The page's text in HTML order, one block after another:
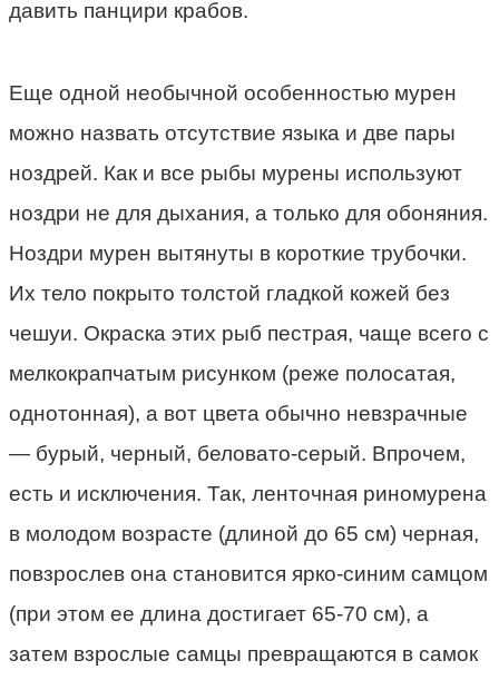
давить панцири крабов.
Еще одной необычной особенностью мурен
можно назвать отсутствие языка и две пары
ноздрей. Как и все рыбы мурены используют
ноздри не для дыхания, а только для обоняния.
Ноздри мурен вытянуты в короткие трубочки.
Их тело покрыто толстой гладкой кожей без
чешуи. Окраска этих рыб пестрая, чаще всего с
мелкокрапчатым рисунком (реже полосатая,
однотонная), а вот цвета обычно невзрачные
— бурый, черный, беловато-серый. Впрочем,
есть и исключения. Так, ленточная риномурена
в молодом возрасте (длиной до 65 см) черная,
повзрослев она становится ярко-синим самцом
(при этом ее длина достигает 65-70 см), а
затем взрослые самцы превращаются в самок